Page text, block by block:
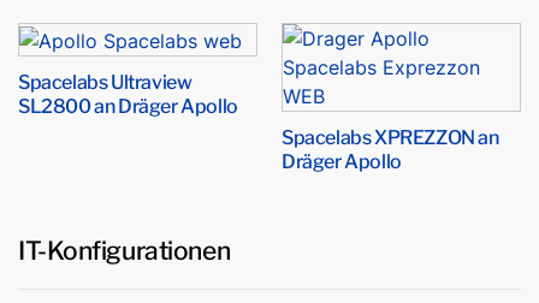
Spacelabs Ultraview
SL2800 an Dräger Apollo
Spacelabs XPREZZON an
Dräger Apollo
IT-Konfigurationen